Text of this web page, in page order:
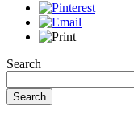
Search
Search